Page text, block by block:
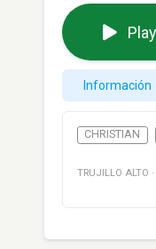
Información
CHRISTIAN
TRUJILLO ALTO ·